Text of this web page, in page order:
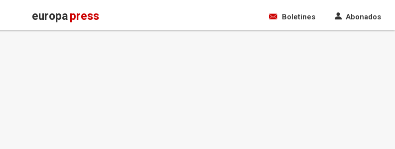
europapress Boletines Abonados